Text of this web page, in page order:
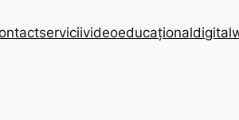
serviciivideoeducaţionaldigital